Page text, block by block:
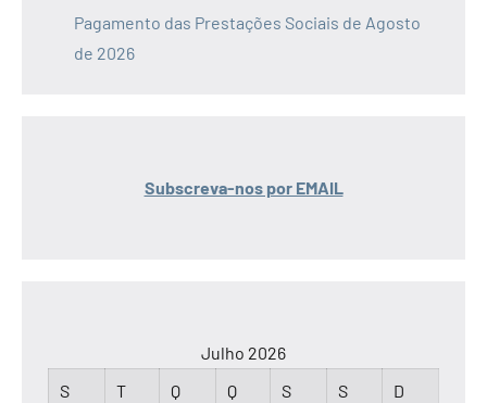
Pagamento das Prestações Sociais de Agosto
de 2026
Subscreva-nos por EMAIL
Julho 2026
S
T Q Q S S D